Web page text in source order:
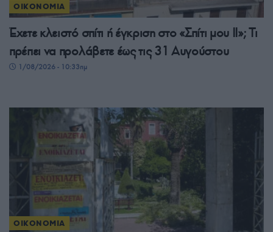
ΟΙΚΟΝΟΜΙΑ
Έχετε κλειστό σπίτι ή έγκριση στο «Σπίτι μου ΙΙ»; Τι
πρέπει να προλάβετε έως τις 31 Αυγούστου
1/08/2026 - 10:33πμ
ΟΙΚΟΝΟΜΙΑ